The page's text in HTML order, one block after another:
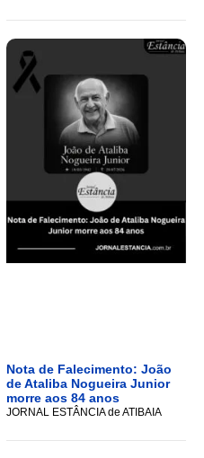
Nota de Falecimento: João
de Ataliba Nogueira Junior
morre aos 84 anos
JORNAL ESTÂNCIA de ATIBAIA